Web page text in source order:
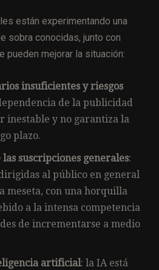
están experimentando una
sobra conocidas, junto con
pueden mejorar la situación:
insuficientes y riesgos
de la publicidad
inestable y no garantiza la
plazo.
suscripciones generales:
al público en general
meseta, con una horquilla
a la intensa competencia
de incrementarse a medio
artificial: la IA está